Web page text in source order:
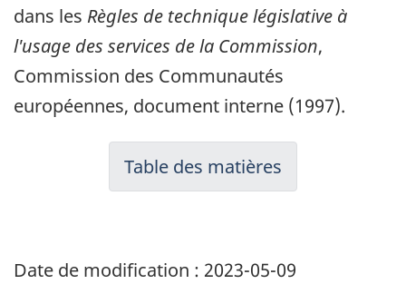
dans les Règles de technique législative à
l'usage des services de la Commission,
Commission des Communautés
européennes, document interne (1997).
Table des matières
Date de modification : 2023-05-09